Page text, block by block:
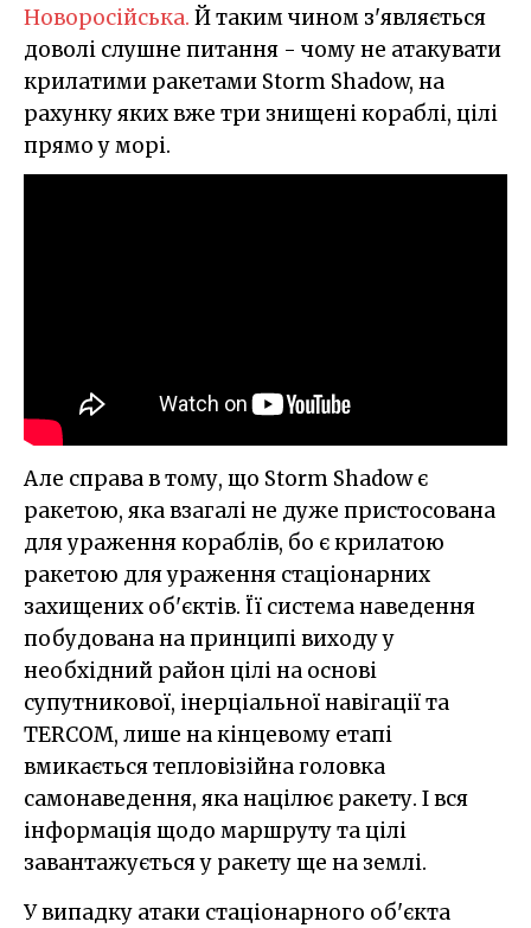
Новоросійська. Й таким чином з'являється
доволі слушне питання - чому не атакувати
крилатими ракетами Storm Shadow, на
рахунку яких вже три знищені кораблі, цілі
прямо у морі.
Але справа в тому, що Storm Shadow є
ракетою, яка взагалі не дуже пристосована
для ураження кораблів, бо є крилатою
ракетою для ураження стаціонарних
захищених об'єктів. Її система наведення
побудована на принципі виходу у
необхідний район цілі на основі
супутникової, інерціальної навігації та
TERCOM, лише на кінцевому етапі
вмикається тепловізійна головка
самонаведення, яка націлює ракету. І вся
інформація щодо маршруту та цілі
завантажується у ракету ще на землі.
У випадку атаки стаціонарного об'єкта